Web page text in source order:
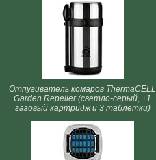
Отпугиватель комаров ThermaCELL
Garden Repeller (светло-серый, +1
газовый картридж и 3 таблетки)